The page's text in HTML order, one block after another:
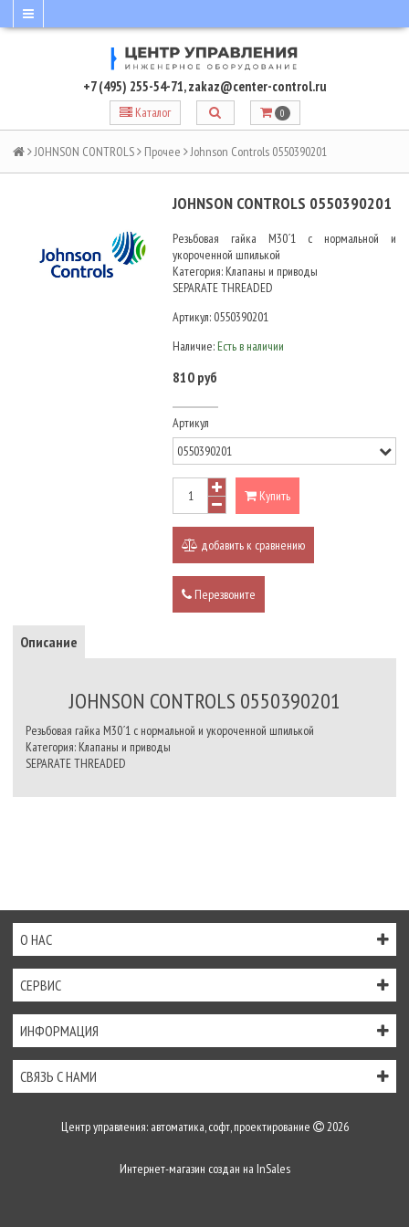
+7 (495) 255-54-71,zakaz@center-control.ru
Каталог 0
JOHNSON CONTROLS Прочее Johnson Controls 0550390201
JOHNSON CONTROLS 0550390201
Резьбовая гайка М30´1 с нормальной и
укороченной шпилькой
Категория: Клапаны и приводы
SEPARATE THREADED
Артикул: 0550390201
Наличие: Есть в наличии
810 руб
Артикул
Купить
добавить к сравнению
Перезвоните
Описание
JOHNSON CONTROLS 0550390201
Резьбовая гайка М30´1 с нормальной и укороченной шпилькой
Категория: Клапаны и приводы
SEPARATE THREADED
О НАС
СЕРВИС
ИНФОРМАЦИЯ
СВЯЗЬ С НАМИ
Центр управления: автоматика, софт, проектирование 2026
Интернет-магазин создан на InSales